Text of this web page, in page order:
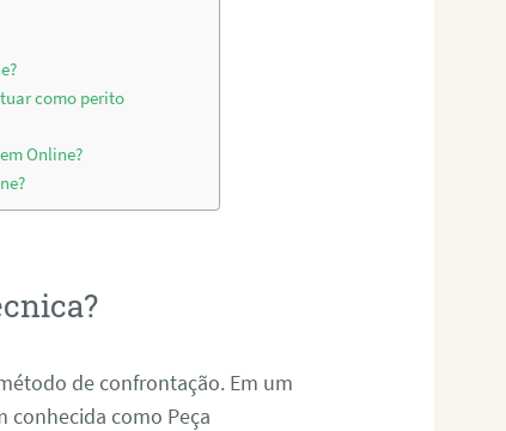
como perito
Online?
de confrontação. Em um
conhecida como Peça